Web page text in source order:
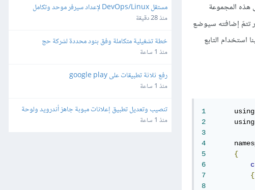
هذه المجموعة
تتمّ إضافته سيوضع
استخدام التابع
1
	using
2
	using
3
4
5
{
6
7
{
8
WhatsApp Automation - API Gateway
منذ 28 دقيقة
خطة تشغيلية متكاملة وفق بنود محددة لشركة حج
منذ 1 ساعة
رفع ثلاثة تطبيقات على google play
منذ 1 ساعة
تحكم منصة سوقنا
منذ 1 ساعة